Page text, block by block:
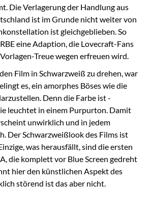
Die Verlagerung der Handlung aus
ist im Grunde nicht weiter von
ist gleichgeblieben. So
eine Adaption, die Lovecraft-Fans
Treue wegen erfreuen wird.
Film in Schwarzweiß zu drehen, war
es, ein amorphes Böses wie die
Denn die Farbe ist -
leuchtet in einem Purpurton. Damit
unwirklich und in jedem
Der Schwarzweißlook des Films ist
was herausfällt, sind die ersten
die komplett vor Blue Screen gedreht
hier den künstlichen Aspekt des
störend ist das aber nicht.